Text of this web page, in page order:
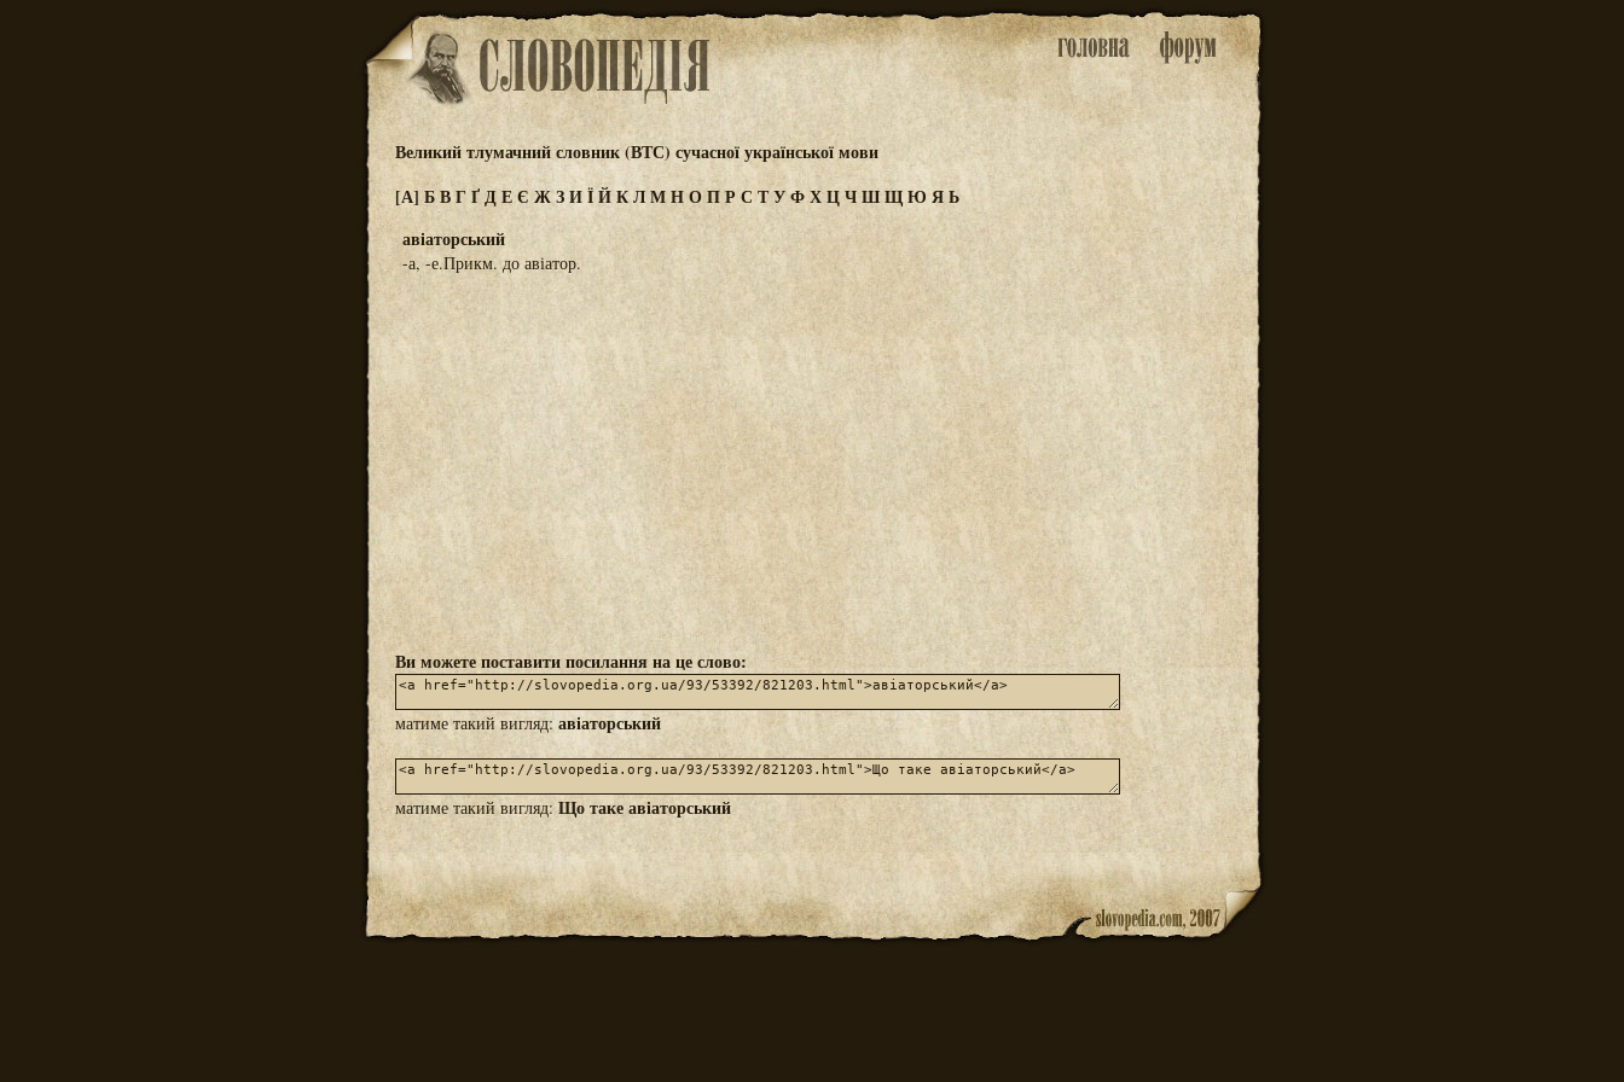
Великий тлумачний словник (ВТС) сучасної української мови
[А] БВГ ҐДЕЄ ЖЗИЇЙКЛМНОПРС ТУФХЦЧШЩЮ ЯЬ
авіаторський
-а, -е.Прикм. до авіатор.
Ви можете поставити посилання на це слово:
матиме такий вигляд: авіаторський
матиме такий вигляд:Що таке авіаторський